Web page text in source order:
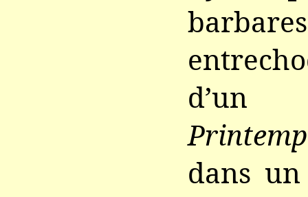
barbares
dans